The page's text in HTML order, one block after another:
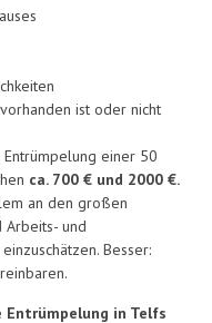
ist oder nicht
einer 50
ca. 700 € und 2000 €.
an den großen
Arbeits- und
Besser:
Entrümpelung in Telfs